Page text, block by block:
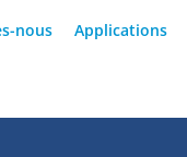
nous Applications